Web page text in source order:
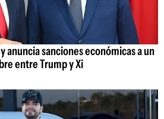
anuncia sanciones económicas a un
entre Trump y Xi